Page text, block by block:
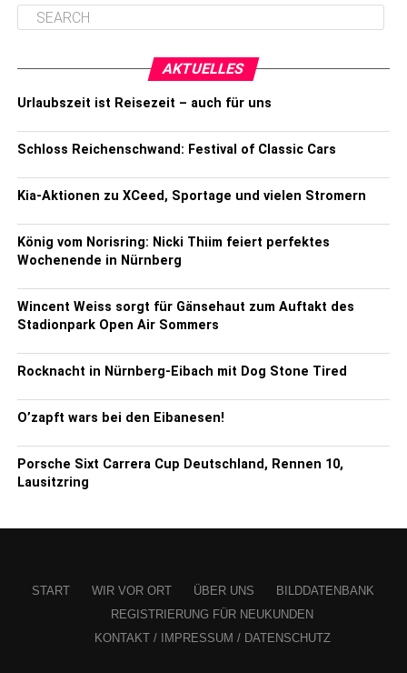
AKTUELLES
Urlaubszeit ist Reisezeit – auch für uns
Schloss Reichenschwand: Festival of Classic Cars
Kia-Aktionen zu XCeed, Sportage und vielen Stromern
König vom Norisring: Nicki Thiim feiert perfektes
Wochenende in Nürnberg
Wincent Weiss sorgt für Gänsehaut zum Auftakt des
Stadionpark Open Air Sommers
Rocknacht in Nürnberg-Eibach mit Dog Stone Tired
O’zapft wars bei den Eibanesen!
Porsche Sixt Carrera Cup Deutschland, Rennen 10,
Lausitzring
START WIR VOR ORT ÜBER UNS
BILDDATENBANK
REGISTRIERUNG FÜR NEUKUNDEN
KONTAKT / IMPRESSUM / DATENSCHUTZ